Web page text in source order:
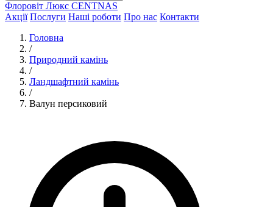
Флоровіт Люкс СENTNAS
Акції Послуги Наші роботи Про нас Контакти
Головна
/
Природний камінь
/
Ландшафтний камінь
/
Валун персиковий